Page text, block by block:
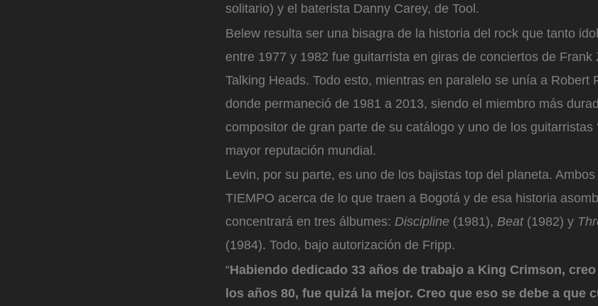
solitario) y el baterista Danny Carey, de Tool.
Belew resulta ser una bisagra de la historia del rock que tanto
entre 1977 y 1982 fue guitarrista en giras de conciertos de Frank
Talking Heads. Todo esto, mientras en paralelo se unía a Robert
donde permaneció de 1981 a 2013, siendo el miembro más
compositor de gran parte de su catálogo y uno de los guitarristas
mayor reputación mundial.
Levin, por su parte, es uno de los bajistas top del planeta.
TIEMPO acerca de lo que traen a Bogotá y de esa historia
concentrará en tres álbumes: Discipline (1981), Beat(1982) y
(1984). Todo, bajo autorización de Fripp.
“Habiendo dedicado 33 años de trabajo a King Crimson,
los años 80, fue quizá la mejor. Creo que eso se debe a que